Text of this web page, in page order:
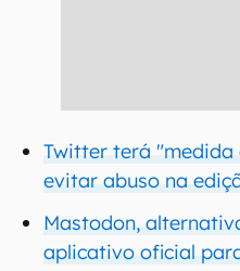
Twitter terá "medida
evitar abuso na
Mastodon,
aplicativo oficial